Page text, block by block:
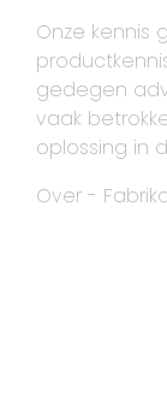
Onze kennis
gedegen
vaak
oplossing in
Over -